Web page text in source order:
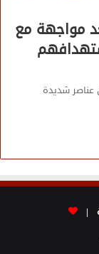
مواجهة مع
تنضف الشرطة بعد مواجهة مع 4 من عناصر شديدة